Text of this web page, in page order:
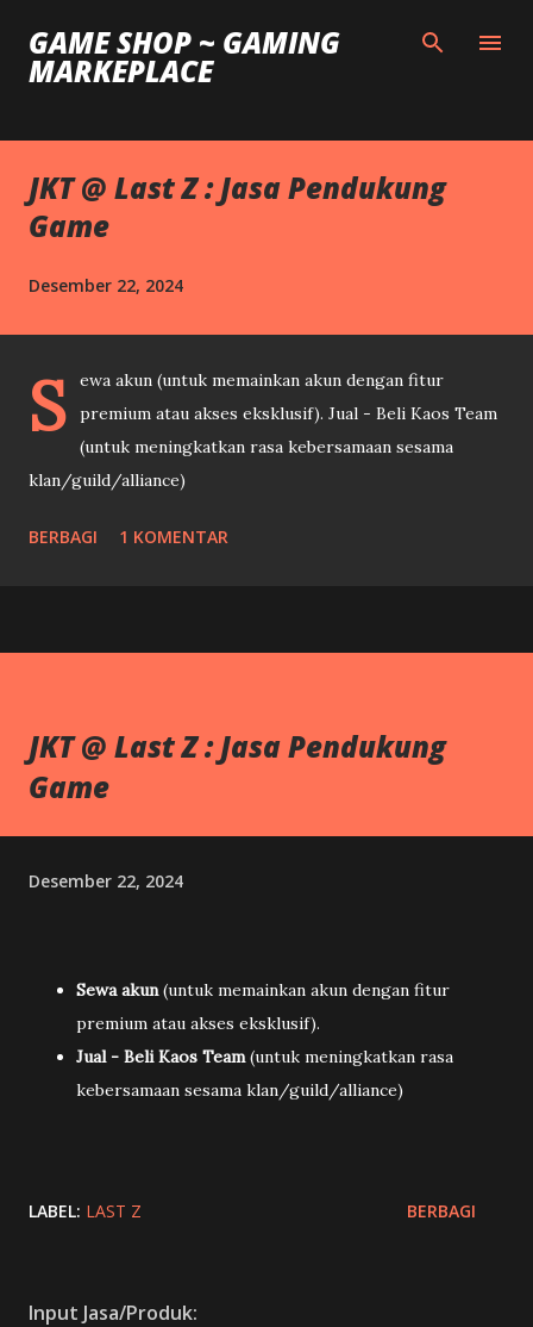
Langsung ke konten utama
GAME SHOP ~ GAMING
MARKEPLACE
JKT @ Last Z : Jasa Pendukung
Game
Desember 22, 2024
S
ewa akun (untuk memainkan akun dengan fitur
premium atau akses eksklusif). Jual - Beli Kaos Team
(untuk meningkatkan rasa kebersamaan sesama
klan/guild/alliance)
BERBAGI 1 KOMENTAR
JKT @ Last Z : Jasa Pendukung
Game
Desember 22, 2024
Sewa akun(untuk memainkan akun dengan fitur
premium atau akses eksklusif).
Jual - Beli Kaos Team(untuk meningkatkan rasa
kebersamaan sesama klan/guild/alliance)
LABEL: LAST Z BERBAGI
Input Jasa/Produk: